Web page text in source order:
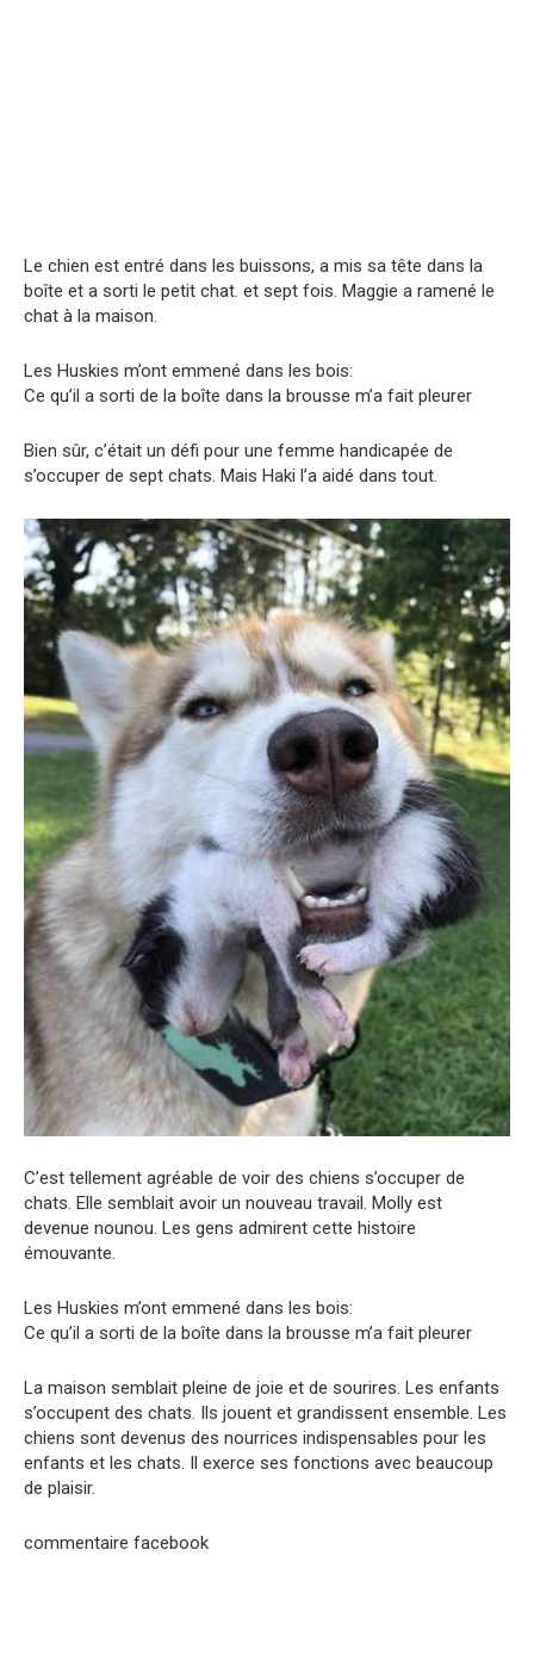
Le chien est entré dans les buissons, a mis sa tête dans la
boîte et a sorti le petit chat. et sept fois. Maggie a ramené le
chat à la maison.
Les Huskies m’ont emmené dans les bois:
Ce qu’il a sorti de la boîte dans la brousse m’a fait pleurer
Bien sûr, c’était un défi pour une femme handicapée de
s’occuper de sept chats. Mais Haki l’a aidé dans tout.
C’est tellement agréable de voir des chiens s’occuper de
chats. Elle semblait avoir un nouveau travail. Molly est
devenue nounou. Les gens admirent cette histoire
émouvante.
Les Huskies m’ont emmené dans les bois:
Ce qu’il a sorti de la boîte dans la brousse m’a fait pleurer
La maison semblait pleine de joie et de sourires. Les enfants
s’occupent des chats. Ils jouent et grandissent ensemble. Les
chiens sont devenus des nourrices indispensables pour les
enfants et les chats. Il exerce ses fonctions avec beaucoup
de plaisir.
commentaire facebook